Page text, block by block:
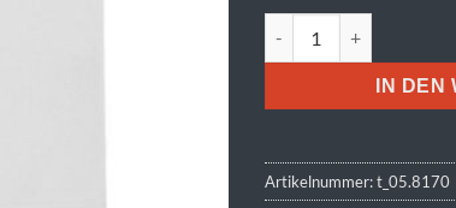
IN DEN
Artikelnummer:t_05.8170